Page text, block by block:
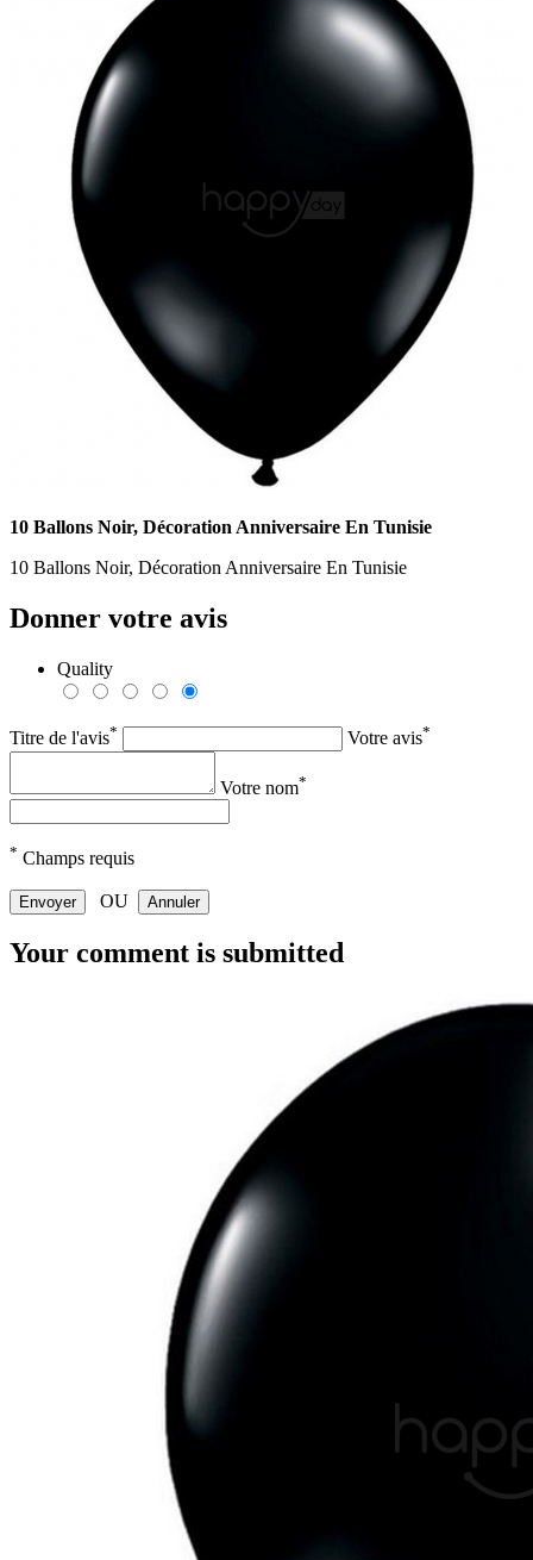
10 Ballons Noir, Décoration Anniversaire En Tunisie
10 Ballons Noir, Décoration Anniversaire En Tunisie
Donner votre avis
Quality
Titre de l'avis* Votre avis*
Votre nom*
* Champs requis
Envoyer OU Annuler
Your comment is submitted